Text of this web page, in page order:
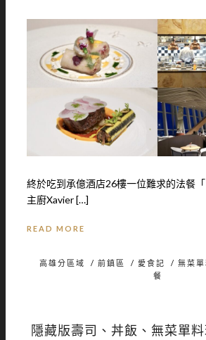
終於吃到承億酒店26樓一位難求的法餐
主廚Xavier […]
READ MORE
高雄分區域 / 前鎮區 / 愛食記 / 無菜
餐
隱藏版壽司、丼飯、無菜單